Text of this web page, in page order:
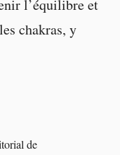
l’équilibre et
chakras, y
de